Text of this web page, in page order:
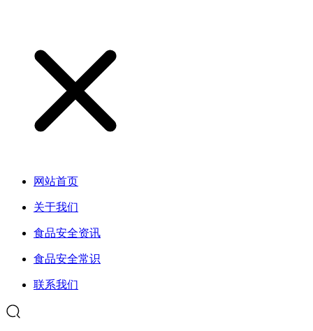
网站首页
关于我们
食品安全资讯
食品安全常识
联系我们